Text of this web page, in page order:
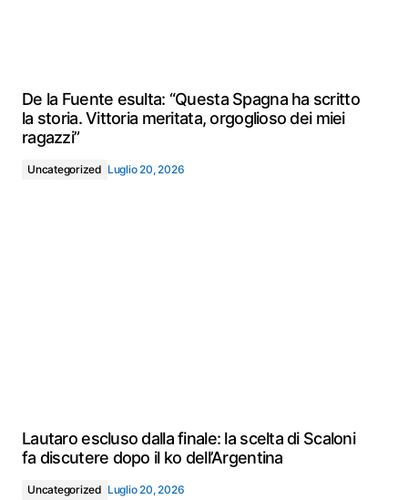
De la Fuente esulta: “Questa Spagna ha scritto
la storia. Vittoria meritata, orgoglioso dei miei
ragazzi”
Uncategorized Luglio 20, 2026
Lautaro escluso dalla finale: la scelta di Scaloni
fa discutere dopo il ko dell’Argentina
Uncategorized Luglio 20, 2026